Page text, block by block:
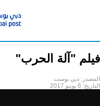
فيلم "آلة الحرب"
المصدر: دبي بوست
التاريخ: 6 يونيو 2017